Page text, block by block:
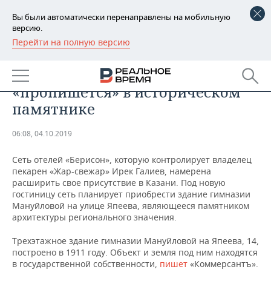
Вы были автоматически перенаправлены на мобильную
версию.
Перейти на полную версию
РЕГИОНЫ
БАШКОРТОСТАН
ТАТАРСТАН
НОВОСТИ
АНАЛИТИКА
ДЕКЛАРАЦИИ О ДОХОДАХ
КОРОЛИ ГОСЗАКАЗА ПФО
ВУЗЫ ТАТАРСТАНА
КОМУ ПРИНАДЛЕЖАТ
ТОРГОВЫЕ ЦЕНТРЫ
ТАТАРСТАНА
НОВОСТИ ЭКОНОМИКИ
ФИНАНСЫ
БАНКИ
БЮДЖЕТ
ИНВЕСТИЦИИ
ПРОМЫШЛЕННОСТЬ
НОВОСТИ
ПРОМЫШЛЕННОСТИ
АГРОПРОМ
МАШИНОСТРОЕНИЕ
НЕДВИЖИМОСТЬ
НОВОСТИ НЕДВИЖИМОСТИ
АВТО
НОВОСТИ АВТО
БИЗНЕС
НОВОСТИ БИЗНЕСА
ТЕХНОЛОГИИ
Казанская сеть отелей «Берисон»
«пропишется» в историческом
памятнике
06:08, 04.10.2019
Сеть отелей «Берисон», которую контролирует владелец
пекарен «Жар-свежар» Ирек Галиев, намерена
расширить свое присутствие в Казани. Под новую
гостиницу сеть планирует приобрести здание гимназии
Мануйловой на улице Япеева, являющееся памятником
архитектуры регионального значения.
Трехэтажное здание гимназии Мануйловой на Япеева, 14,
построено в 1911 году. Объект и земля под ним находятся
в государственной собственности, пишет «Коммерсантъ».